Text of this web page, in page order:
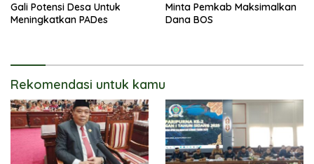
Gali Potensi Desa Untuk
Meningkatkan PADes
Minta Pemkab Maksimalkan
Dana BOS
Rekomendasi untuk kamu